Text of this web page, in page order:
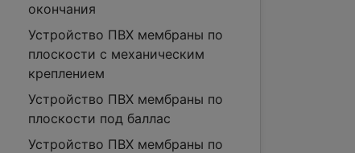
окончания
Устройство ПВХ мембраны по
плоскости с механическим
креплением
Устройство ПВХ мембраны по
плоскости под баллас
Устройство ПВХ мембраны по